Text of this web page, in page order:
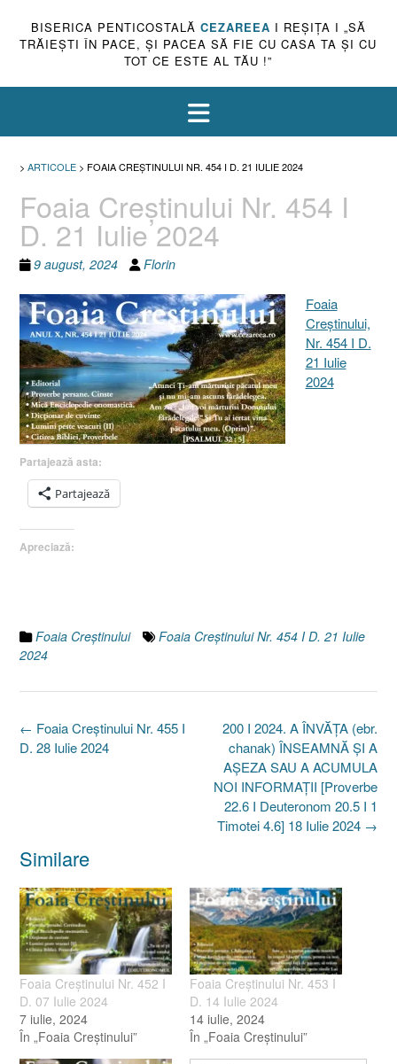
BISERICA PENTICOSTALĂ CEZAREEA I REŞIŢA I „SĂ
TRĂIEŞTI ÎN PACE, ŞI PACEA SĂ FIE CU CASA TA ŞI CU
TOT CE ESTE AL TĂU !”
> ARTICOLE > FOAIA CREŞTINULUI NR. 454 I D. 21 IULIE 2024
Foaia Creştinului Nr. 454 I
D. 21 Iulie 2024
9 august, 2024 Florin
Foaia
Creştinului,
Nr. 454 I D.
21 Iulie
2024
Partajează asta:
Partajează
Apreciază:
Foaia Creştinului
Foaia Creştinului Nr. 454 I D. 21 Iulie
2024
Post
navigation
200 I 2024. A ÎNVĂȚA (ebr.
chanak) ÎNSEAMNĂ ȘI A
AȘEZA SAU A ACUMULA
NOI INFORMAȚII [Proverbe
22.6 I Deuteronom 20.5 I 1
Timotei 4.6] 18 Iulie 2024 →
← Foaia Creştinului Nr. 455 I
D. 28 Iulie 2024
Similare
Foaia Creştinului Nr. 452 I
D. 07 Iulie 2024
7 iulie, 2024
În „Foaia Creştinului”
Foaia Creştinului Nr. 453 I
D. 14 Iulie 2024
14 iulie, 2024
În „Foaia Creştinului”